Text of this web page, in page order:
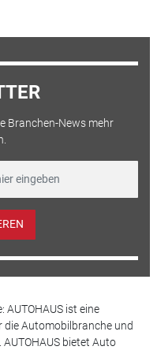
Branchen-News mehr
ist eine
Automobilbranche und
bietet Auto